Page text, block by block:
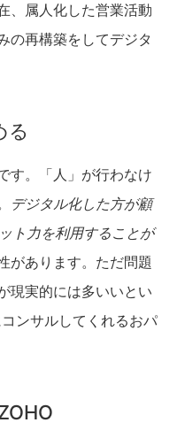
、属人化した営業活動
の再構築をしてデジタ
る
す。「人」が行わなけ
デジタル化した方が顧
ト力を利用することが
があります。ただ問題
現実的には多いいとい
ンサルしてくれるおパ